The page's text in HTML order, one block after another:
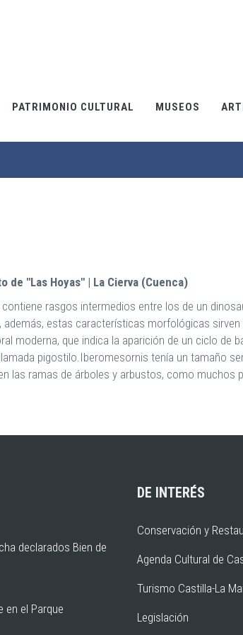
PATRIMONIO CULTURAL MUSEOS
"Las Hoyas" | La Cierva (Cuenca)
contiene rasgos intermedios entre los de un
estas características morfológicas
moderna, que indica la aparición de un ciclo de
pigostilo.Iberomesornis tenía un tamaño
las ramas de árboles y arbustos, como muchos
declarados Bien de
en el Parque
DE INTERÉS
Conservación y
Agenda Cultural de
Turismo Castilla-La
Legislación